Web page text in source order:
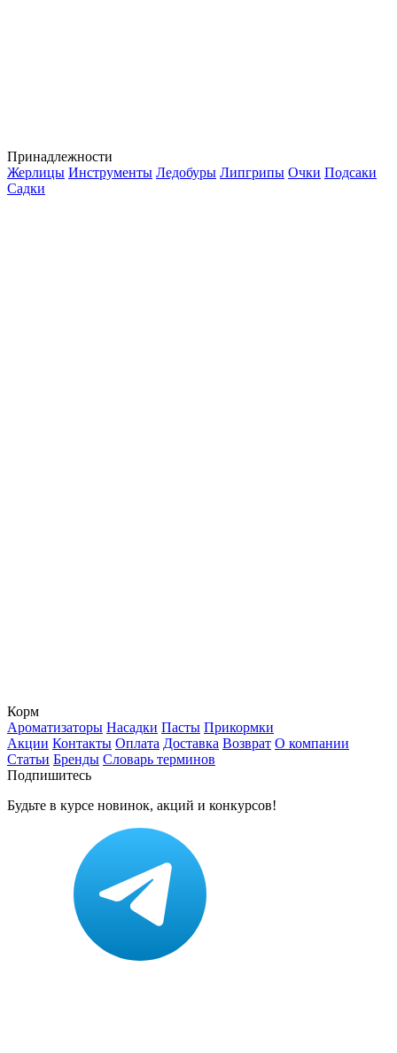
Принадлежности
Жерлицы Инструменты Ледобуры Липгрипы Очки Подсаки
Садки
Корм
Ароматизаторы Насадки Пасты Прикормки
Акции Контакты Оплата Доставка Возврат О компании
Статьи Бренды Словарь терминов
Подпишитесь
Будьте в курсе новинок, акций и конкурсов!